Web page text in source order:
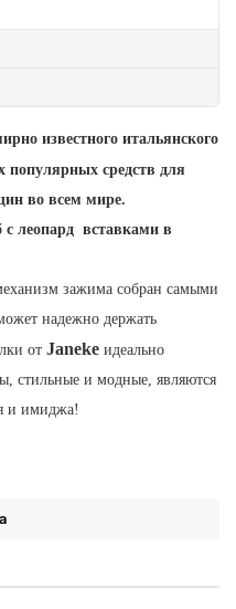
известного итальянского
популярных средств для
во всем мире.
с леопард вставками в
зажима собран самыми
надежно держать
от Janeke идеально
стильные и модные, являются
и имиджа!
и неповторимой!
и радость!